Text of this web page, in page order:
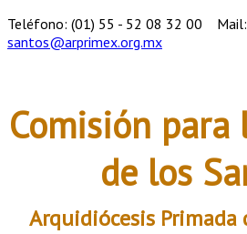
Teléfono: (01) 55 - 52 08 32 00 Mail:
santos@arprimex.org.mx
Comisión para
de los
Arquidiócesis Primada